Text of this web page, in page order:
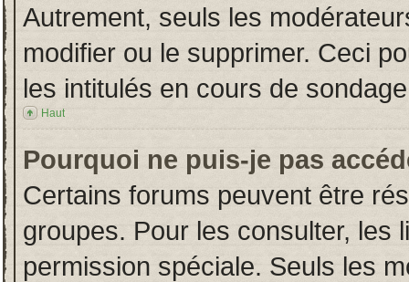
Autrement, seuls les
modifier ou le supprimer. Ceci
les intitulés en cours de
Haut
Pourquoi ne puis-je pas
Certains forums peuvent être
groupes. Pour les consulter, les
permission spéciale. Seuls les